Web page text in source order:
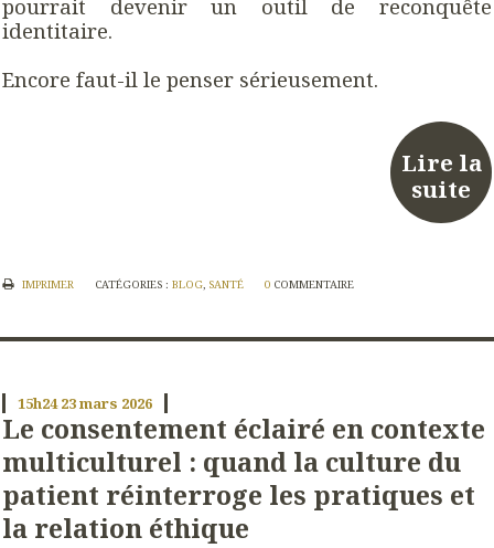
pourrait devenir un outil de reconquête
identitaire.
Encore faut-il le penser sérieusement.
Lire la
suite
IMPRIMER CATÉGORIES : BLOG, SANTÉ 0 COMMENTAIRE
15h24 23mars 2026
Le consentement éclairé en contexte
multiculturel : quand la culture du
patient réinterroge les pratiques et
la relation éthique